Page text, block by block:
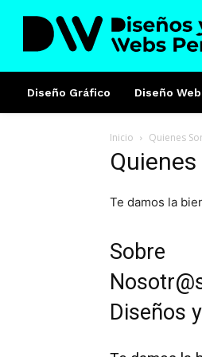
Diseño Gráfico Diseño Web
Inicio Quienes
Te damos la
Sobre
Diseños